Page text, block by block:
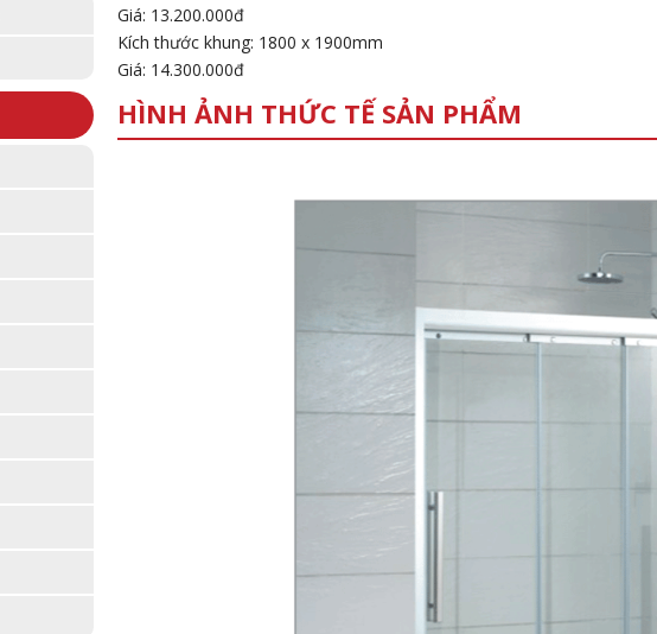
Giá: 13.200.000đ
Kích thước khung: 1800 x 1900mm
Giá: 14.300.000đ
HÌNH ẢNH THỨC TẾ SẢN PHẨM